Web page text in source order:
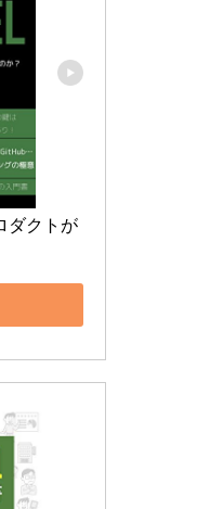
ダクトが